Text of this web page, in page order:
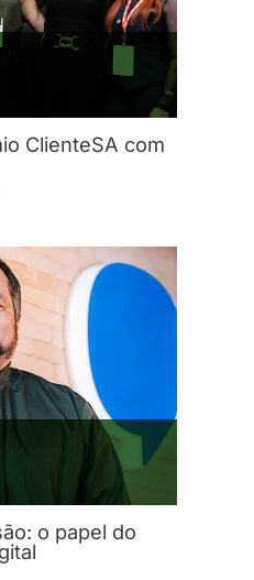
ClienteSA com
o papel do